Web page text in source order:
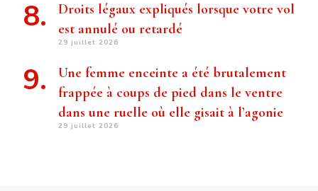
Droits légaux expliqués lorsque votre vol
est annulé ou retardé
29 juillet 2026
Une femme enceinte a été brutalement
frappée à coups de pied dans le ventre
dans une ruelle où elle gisait à l’agonie
29 juillet 2026